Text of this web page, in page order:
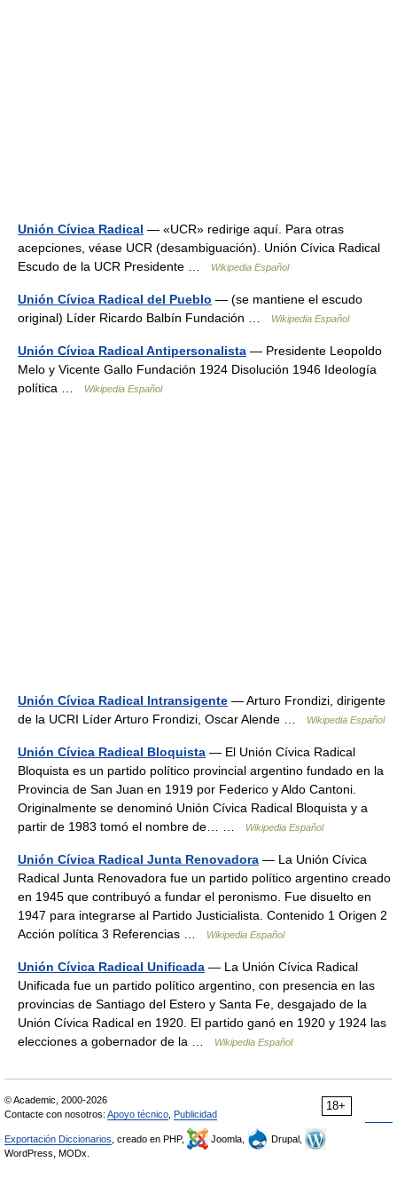
Unión Cívica Radical — «UCR» redirige aquí. Para otras
acepciones, véase UCR (desambiguación). Unión Cívica Radical
Escudo de la UCR Presidente …
Wikipedia Español
Unión Cívica Radical del Pueblo — (se mantiene el escudo
original) Líder Ricardo Balbín Fundación …
Wikipedia Español
Unión Cívica Radical Antipersonalista — Presidente Leopoldo
Melo y Vicente Gallo Fundación 1924 Disolución 1946 Ideología
política …
Wikipedia Español
Unión Cívica Radical Intransigente — Arturo Frondizi, dirigente
de la UCRI Líder Arturo Frondizi, Oscar Alende …
Wikipedia Español
Unión Cívica Radical Bloquista — El Unión Cívica Radical
Bloquista es un partido político provincial argentino fundado en la
Provincia de San Juan en 1919 por Federico y Aldo Cantoni.
Originalmente se denominó Unión Cívica Radical Bloquista y a
partir de 1983 tomó el nombre de… …
Wikipedia Español
Unión Cívica Radical Junta Renovadora — La Unión Cívica
Radical Junta Renovadora fue un partido político argentino creado
en 1945 que contribuyó a fundar el peronismo. Fue disuelto en
1947 para integrarse al Partido Justicialista. Contenido 1 Origen 2
Acción política 3 Referencias …
Wikipedia Español
Unión Cívica Radical Unificada — La Unión Cívica Radical
Unificada fue un partido político argentino, con presencia en las
provincias de Santiago del Estero y Santa Fe, desgajado de la
Unión Cívica Radical en 1920. El partido ganó en 1920 y 1924 las
elecciones a gobernador de la …
Wikipedia Español
18+
© Academic, 2000-2026
Contacte con nosotros: Apoyo técnico Publicidad
Exportación Diccionarios , creado en PHP, Joomla,
Drupal,
WordPress, MODx.